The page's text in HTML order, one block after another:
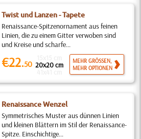
Twist und Lanzen - Tapete
Renaissance-Spitzenornament aus feinen
Linien, die zu einem Gitter verwoben sind
und Kreise und scharfe...
€22.50 20x20 cm
MEHR GRÖSSEN,
MEHR OPTIONEN
Renaissance Wenzel
Symmetrisches Muster aus dünnen Linien
und kleinen Blättern im Stil der Renaissance-
Spitze. Einschichtige...